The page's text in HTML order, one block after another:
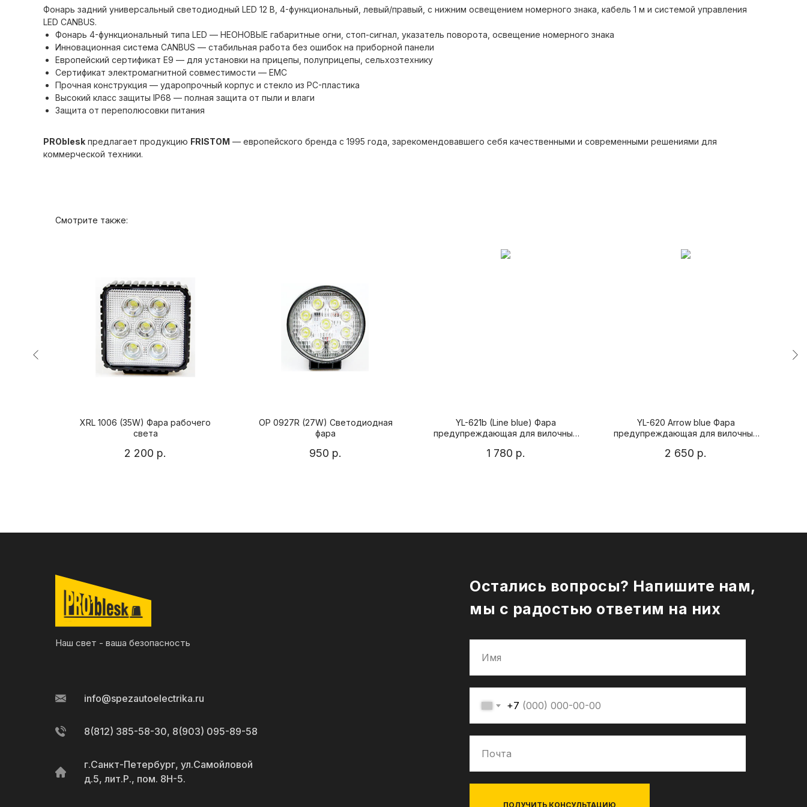
Фонарь задний универсальный светодиодный LED 12 В, 4-функциональный, левый/правый, с нижним освещением номерного знака, кабель 1 м и системой управления
LED CANBUS.
Фонарь 4-функциональный типа LED — НЕОНОВЫЕ габаритные огни, стоп-сигнал, указатель поворота, освещение номерного знака
Инновационная система CANBUS — стабильная работа без ошибок на приборной панели
Европейский сертификат E9 — для установки на прицепы, полуприцепы, сельхозтехнику
Сертификат электромагнитной совместимости — EMC
Прочная конструкция — ударопрочный корпус и стекло из PC-пластика
Высокий класс защиты IP68 — полная защита от пыли и влаги
Защита от переполюсовки питания
PROblesk предлагает продукцию FRISTOM — европейского бренда с 1995 года, зарекомендовавшего себя качественными и современными решениями для
коммерческой техники.
Смотрите также:
XRL 1006 (35W) Фара рабочего
света
2 200 р.
OP 0927R (27W) Светодиодная
фара
950 р.
YL-621b (Line blue) Фара
предупреждающая для вилочных
1 780 р.
YL-620 Arrow blue Фара
предупреждающая для вилочных
2 650 р.
8(812) 385-58-30, 8(903) 095-89-58
info@spezautoelectrika.ru
г.Санкт-Петербург, ул.Самойловой
д.5, лит.Р., пом. 8Н-5.
+7
ПОЛУЧИТЬ КОНСУЛЬТАЦИЮ
Остались вопросы? Напишите нам,
мы с радостью ответим на них
Наш свет - ваша безопасность